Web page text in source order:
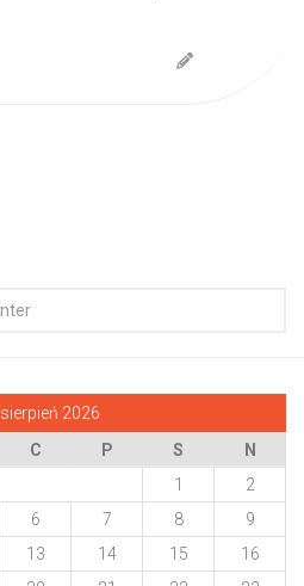
sierpień 2026
C P S
N
1
2
6 7 8
9
13 14 15
16